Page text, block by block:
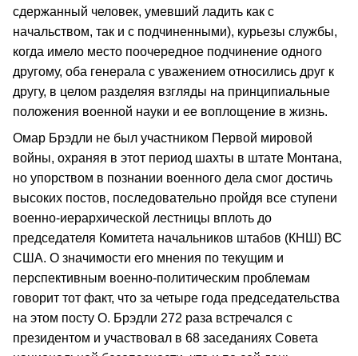
сдержанный человек, умевший ладить как с
начальством, так и с подчиненными), курьезы службы,
когда имело место поочередное подчинение одного
другому, оба генерала с уважением относились друг к
другу, в целом разделяя взгляды на принципиальные
положения военной науки и ее воплощение в жизнь.
Омар Брэдли не был участником Первой мировой
войны, охраняя в этот период шахты в штате Монтана,
но упорством в познании военного дела смог достичь
высоких постов, последовательно пройдя все ступени
военно-иерархической лестницы вплоть до
председателя Комитета начальников штабов (КНШ) ВС
США. О значимости его мнения по текущим и
перспективным военно-политическим проблемам
говорит тот факт, что за четыре года председательства
на этом посту О. Брэдли 272 раза встречался с
президентом и участвовал в 68 заседаниях Совета